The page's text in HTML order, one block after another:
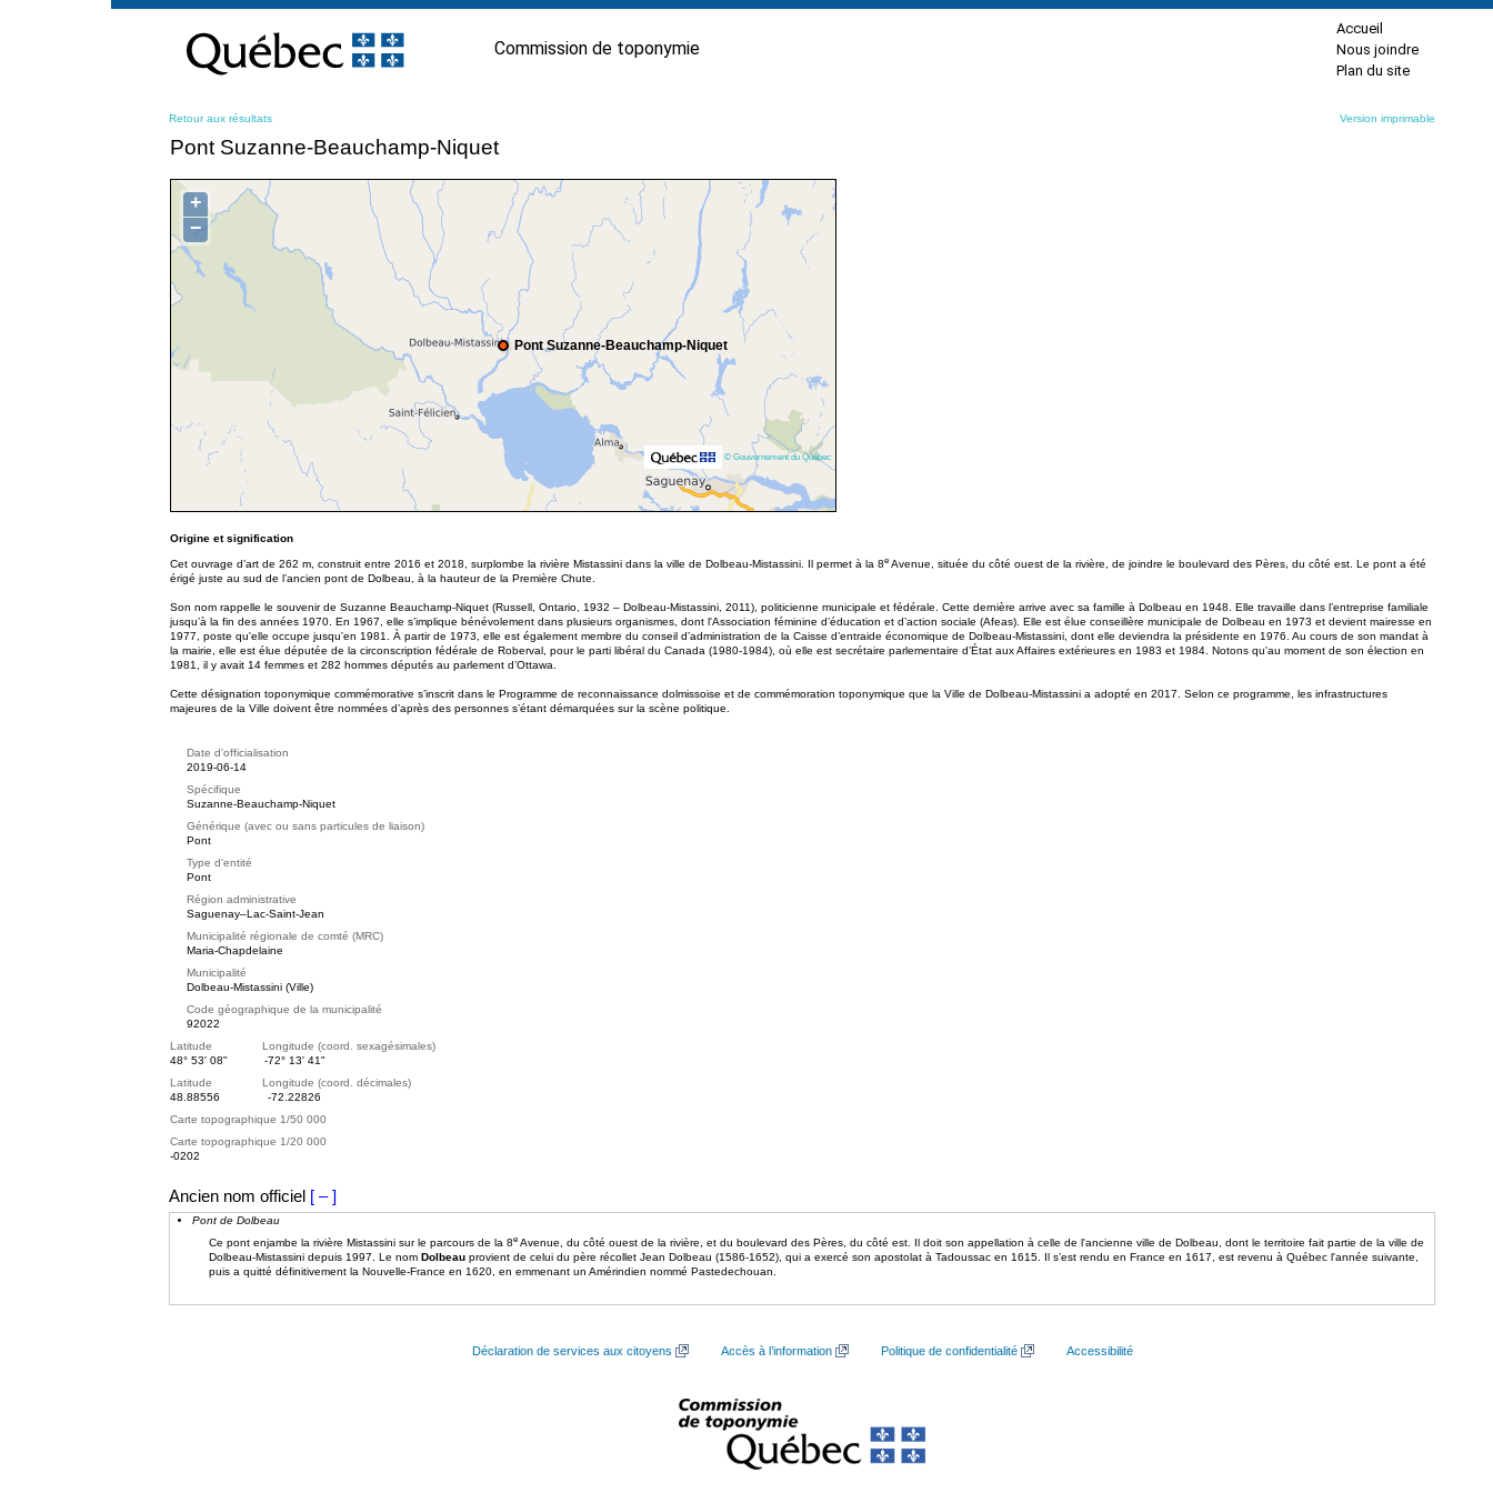
contenu
Commission de toponymie
Accueil
Nous joindre
Plan du site
Retour aux résultats Version imprimable
Pont Suzanne-Beauchamp-Niquet
Pont Suzanne-Beauchamp-Niquet
+
−
© Gouvernement du Québec
Origine et signification
Cet ouvrage d’art de 262 m, construit entre 2016 et 2018, surplombe la rivière Mistassini dans la ville de Dolbeau-Mistassini. Il permet à la 8e Avenue, située du côté ouest de la rivière, de joindre le boulevard des Pères, du côté est. Le pont a été
érigé juste au sud de l’ancien pont de Dolbeau, à la hauteur de la Première Chute.
Son nom rappelle le souvenir de Suzanne Beauchamp-Niquet (Russell, Ontario, 1932 – Dolbeau-Mistassini, 2011), politicienne municipale et fédérale. Cette dernière arrive avec sa famille à Dolbeau en 1948. Elle travaille dans l’entreprise familiale
jusqu’à la fin des années 1970. En 1967, elle s’implique bénévolement dans plusieurs organismes, dont l'Association féminine d’éducation et d’action sociale (Afeas). Elle est élue conseillère municipale de Dolbeau en 1973 et devient mairesse en
1977, poste qu'elle occupe jusqu'en 1981. À partir de 1973, elle est également membre du conseil d’administration de la Caisse d’entraide économique de Dolbeau-Mistassini, dont elle deviendra la présidente en 1976. Au cours de son mandat à
la mairie, elle est élue députée de la circonscription fédérale de Roberval, pour le parti libéral du Canada (1980-1984), où elle est secrétaire parlementaire d’État aux Affaires extérieures en 1983 et 1984. Notons qu'au moment de son élection en
1981, il y avait 14 femmes et 282 hommes députés au parlement d’Ottawa.
Cette désignation toponymique commémorative s’inscrit dans le Programme de reconnaissance dolmissoise et de commémoration toponymique que la Ville de Dolbeau-Mistassini a adopté en 2017. Selon ce programme, les infrastructures
majeures de la Ville doivent être nommées d’après des personnes s’étant démarquées sur la scène politique.
Date d'officialisation
2019-06-14
Spécifique
Suzanne-Beauchamp-Niquet
Générique (avec ou sans particules de liaison)
Pont
Type d'entité
Pont
Région administrative
Saguenay–Lac-Saint-Jean
Municipalité régionale de comté (MRC)
Maria-Chapdelaine
Municipalité
Dolbeau-Mistassini (Ville)
Code géographique de la municipalité
92022
Latitude Longitude (coord. sexagésimales)
48° 53' 08"
-72° 13' 41"
Latitude Longitude (coord. décimales)
48.88556
-72.22826
Carte topographique 1/50 000
Carte topographique 1/20 000
-0202
Ancien nom officiel [ – ]
Pont de Dolbeau
Ce pont enjambe la rivière Mistassini sur le parcours de la 8e Avenue, du côté ouest de la rivière, et du boulevard des Pères, du côté est. Il doit son appellation à celle de l'ancienne ville de Dolbeau, dont le territoire fait partie de la ville de
Dolbeau-Mistassini depuis 1997. Le nom Dolbeau provient de celui du père récollet Jean Dolbeau (1586-1652), qui a exercé son apostolat à Tadoussac en 1615. Il s’est rendu en France en 1617, est revenu à Québec l'année suivante,
puis a quitté définitivement la Nouvelle-France en 1620, en emmenant un Amérindien nommé Pastedechouan.
Déclaration de services aux citoyens Accès à l’information Politique de confidentialité Accessibilité